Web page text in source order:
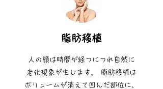
脂肪移植
人の顔は時間が経つにつれ自然に
老化現象が生じます。 脂肪移植は
ボリュームが消えて凹んだ部位に、